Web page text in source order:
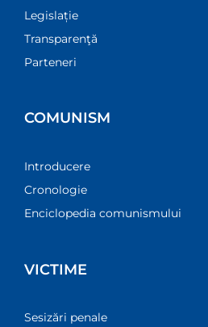
Legislație
Transparenţă
Parteneri
COMUNISM
Introducere
Cronologie
Enciclopedia comunismului
VICTIME
Sesizări penale